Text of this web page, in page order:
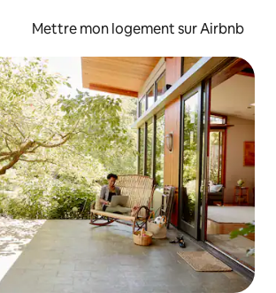
Mettre mon logement sur Airbnb